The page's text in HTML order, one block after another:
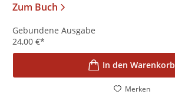
Zum Buch
Gebundene Ausgabe
24,00 €*
In den Warenkorb
Merken